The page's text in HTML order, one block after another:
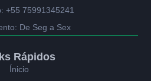
+55 75991345241
De Seg a Sex
Rápidos
Ínicio